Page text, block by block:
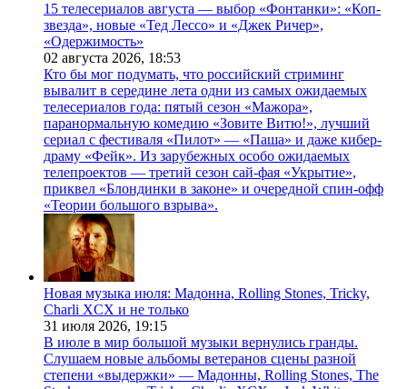
15 телесериалов августа — выбор «Фонтанки»: «Коп-
звезда», новые «Тед Лессо» и «Джек Ричер»,
«Одержимость»
02 августа 2026, 18:53
Кто бы мог подумать, что российский стриминг
вывалит в середине лета одни из самых ожидаемых
телесериалов года: пятый сезон «Мажора»,
паранормальную комедию «Зовите Витю!», лучший
сериал с фестиваля «Пилот» — «Паша» и даже кибер-
драму «Фейк». Из зарубежных особо ожидаемых
телепроектов — третий сезон сай-фая «Укрытие»,
приквел «Блондинки в законе» и очередной спин-офф
«Теории большого взрыва».
Новая музыка июля: Мадонна, Rolling Stones, Tricky,
Charli XCX и не только
31 июля 2026, 19:15
В июле в мир большой музыки вернулись гранды.
Слушаем новые альбомы ветеранов сцены разной
степени «выдержки» — Мадонны, Rolling Stones, The